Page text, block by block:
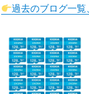
過去のブログ一